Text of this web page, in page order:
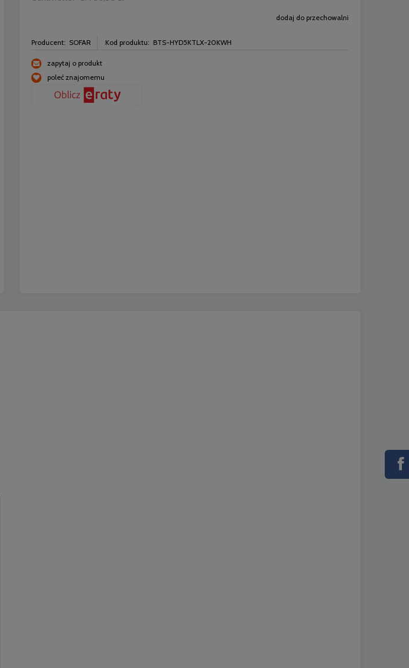
dodaj do przechowalni
Producent: SOFAR Kod produktu: BTS-HYD5KTLX-20KWH
zapytaj o produkt
poleć znajomemu